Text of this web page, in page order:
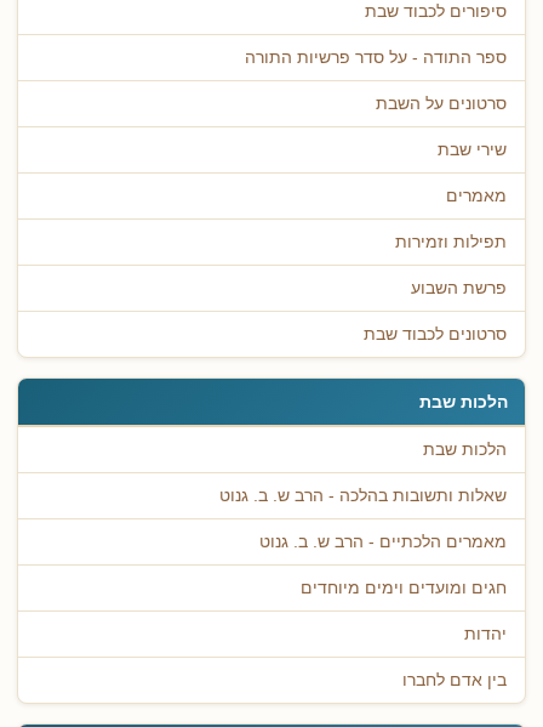
סיפורים לכבוד שבת
ספר התודה - על סדר פרשיות התורה
סרטונים על השבת
שירי שבת
מאמרים
תפילות וזמירות
פרשת השבוע
סרטונים לכבוד שבת
הלכות שבת
הלכות שבת
שאלות ותשובות בהלכה - הרב ש. ב. גנוט
מאמרים הלכתיים - הרב ש. ב. גנוט
חגים ומועדים וימים מיוחדים
יהדות
בין אדם לחברו